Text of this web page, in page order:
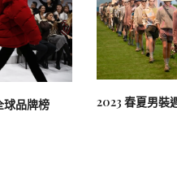
球品牌榜
2023 春夏男裝